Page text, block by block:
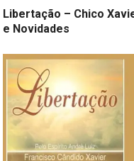
Libertação – Chico
e Novidades